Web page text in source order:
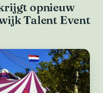
opnieuw
Talent Event